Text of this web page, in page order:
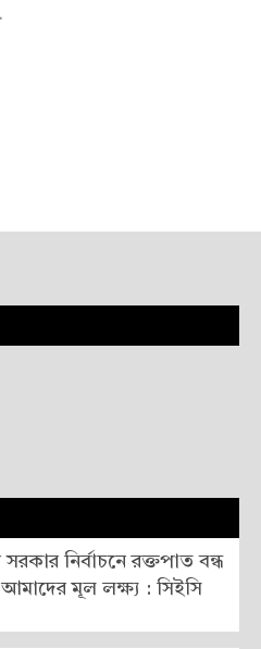
সরকার নির্বাচনে রক্তপাত বন্ধ
মূল লক্ষ্য : সিইসি